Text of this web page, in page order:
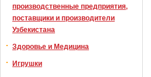
производственные предприятия,
поставщики и производители
Узбекистана
Здоровье и Медицина
Игрушки